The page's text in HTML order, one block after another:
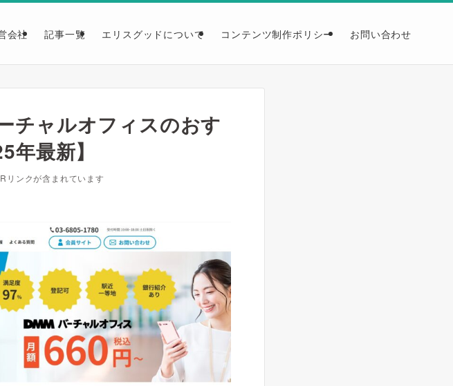
会社 記事一覧 エリスグッドについて コンテンツ制作ポリシー お問い合わせ
チャルオフィスのおす
最新】
リンクが含まれています